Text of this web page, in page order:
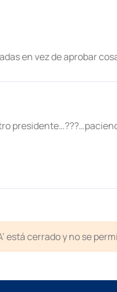
en vez de aprobar
está cerrado y no se